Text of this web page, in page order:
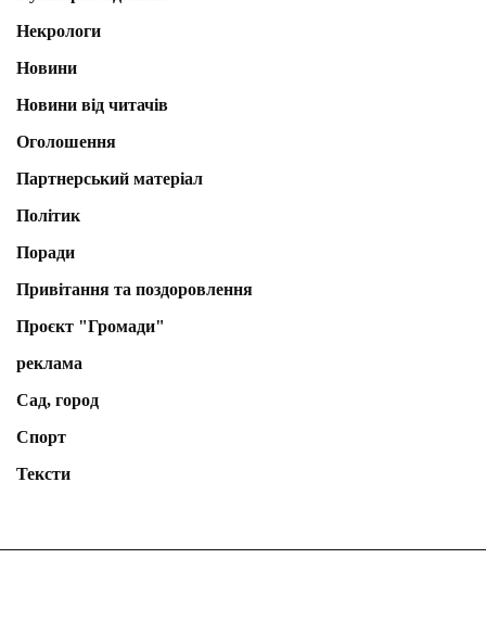
Некрологи
Новини
Новини від читачів
Оголошення
Партнерський матеріал
Політик
Поради
Привітання та поздоровлення
Проєкт "Громади"
реклама
Сад, город
Спорт
Тексти